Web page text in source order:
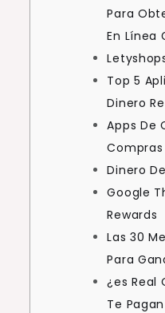
Para
En Línea
Top 5
Dinero
Apps De
Compras
Dinero
Google
Rewards
Las 30
Para
¿es Real
Te